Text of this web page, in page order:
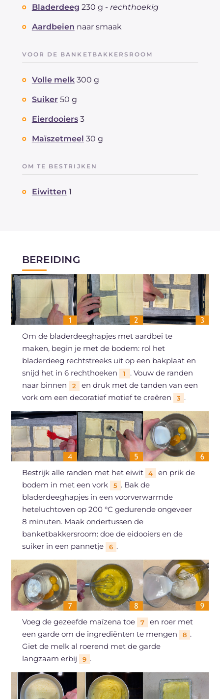
Bladerdeeg 230 g - rechthoekig
Aardbeien naar smaak
VOOR DE BANKETBAKKERSROOM
Volle melk 300 g
Suiker 50 g
Eierdooiers 3
Maïszetmeel 30 g
OM TE BESTRIJKEN
Eiwitten 1
BEREIDING
Om de bladerdeeghapjes met aardbei te
maken, begin je met de bodem: rol het
bladerdeeg rechtstreeks uit op een bakplaat en
snijd het in 6 rechthoeken
1
. Vouw de randen
naar binnen
2
en druk met de tanden van een
vork om een decoratief motief te creëren
3 .
Bestrijk alle randen met het eiwit 4
en prik de
bodem in met een vork
5 . Bak de
bladerdeeghapjes in een voorverwarmde
heteluchtoven op 200 °C gedurende ongeveer
8 minuten. Maak ondertussen de
banketbakkersroom: doe de eidooiers en de
suiker in een pannetje
6 .
Voeg de gezeefde maïzena toe 7
en roer met
een garde om de ingrediënten te mengen
8 .
Giet de melk al roerend met de garde
langzaam erbij
9 .